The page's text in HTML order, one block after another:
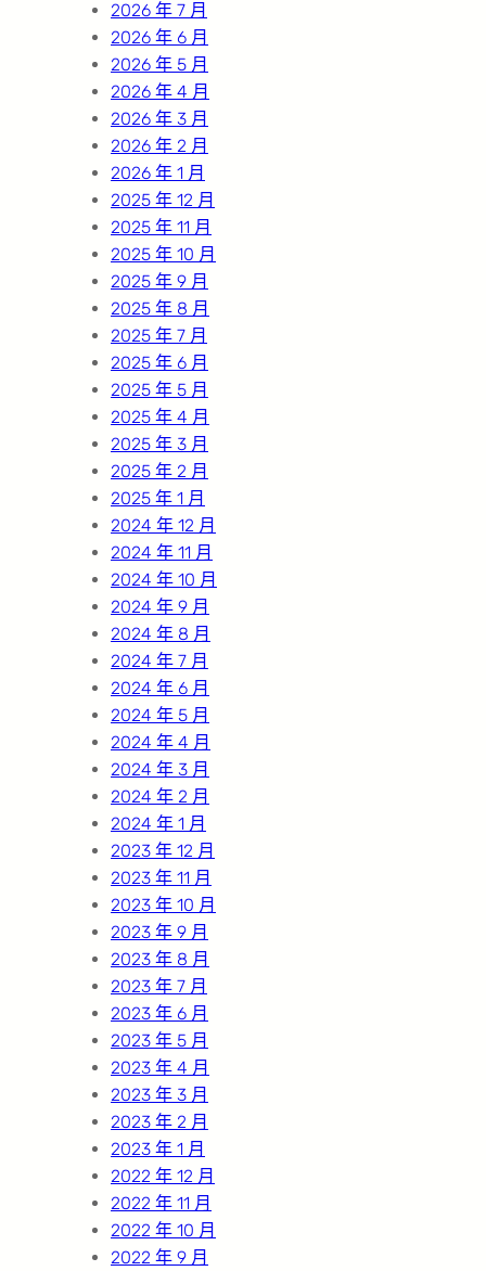
2026 年 7 月
2026 年 6 月
2026 年 5 月
2026 年 4 月
2026 年 3 月
2026 年 2 月
2026 年 1 月
2025 年 12 月
2025 年 11 月
2025 年 10 月
2025 年 9 月
2025 年 8 月
2025 年 7 月
2025 年 6 月
2025 年 5 月
2025 年 4 月
2025 年 3 月
2025 年 2 月
2025 年 1 月
2024 年 12 月
2024 年 11 月
2024 年 10 月
2024 年 9 月
2024 年 8 月
2024 年 7 月
2024 年 6 月
2024 年 5 月
2024 年 4 月
2024 年 3 月
2024 年 2 月
2024 年 1 月
2023 年 12 月
2023 年 11 月
2023 年 10 月
2023 年 9 月
2023 年 8 月
2023 年 7 月
2023 年 6 月
2023 年 5 月
2023 年 4 月
2023 年 3 月
2023 年 2 月
2023 年 1 月
2022 年 12 月
2022 年 11 月
2022 年 10 月
2022 年 9 月